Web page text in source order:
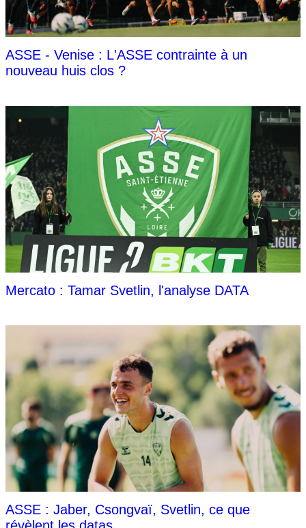
ASSE - Venise : L'ASSE contrainte à un
nouveau huis clos ?
Mercato : Tamar Svetlin, l'analyse DATA
ASSE : Jaber, Csongvaï, Svetlin, ce que